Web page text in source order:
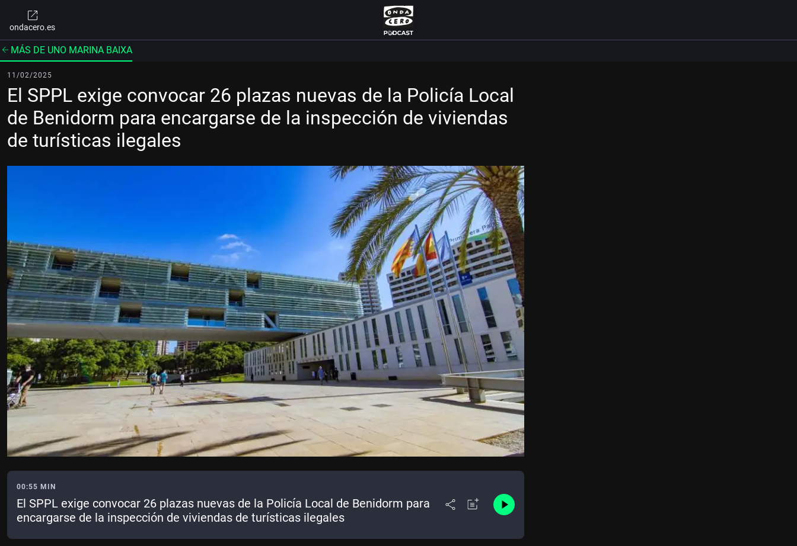
ondacero.es
MÁS DE UNO MARINA BAIXA
11/02/2025
El SPPL exige convocar 26 plazas nuevas de la Policía Local
de Benidorm para encargarse de la inspección de viviendas
de turísticas ilegales
00:55 MIN
El SPPL exige convocar 26 plazas nuevas de la Policía Local de Benidorm para
encargarse de la inspección de viviendas de turísticas ilegales